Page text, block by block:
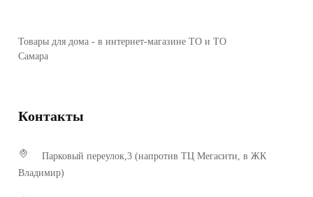
Товары для дома - в интернет-магазине ТО и ТО
Самара
Контакты
Парковый переулок,3 (напротив ТЦ Мегасити, в ЖК
Владимир)